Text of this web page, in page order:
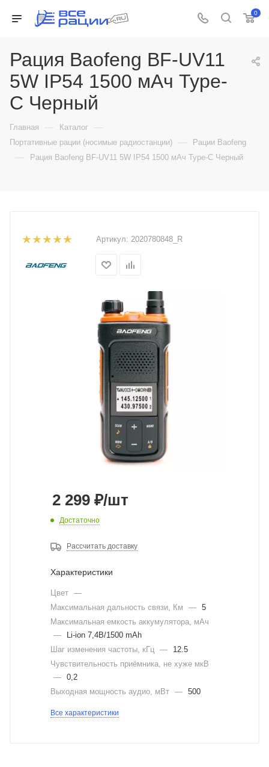
0
Рация Baofeng BF-UV11
5W IP54 1500 мАч Type-
C Черный
Главная — Каталог —
Портативные рации (носимые радиостанции) — Рации Baofeng
— Рация Baofeng BF-UV11 5W IP54 1500 мАч Type-C Черный
Артикул: 2020780848_R
2 299 ₽/шт
Достаточно
Рассчитать доставку
Характеристики
Цвет —
Максимальная дальность связи, Км
— 5
Максимальная емкость аккумулятора, мАч
—
Li-ion 7,4В/1500 mAh
Шаг изменения частоты, кГц
—
12.5
Чувствительность приёмника, не хуже мкВ
— 0,2
Выходная мощность аудио, мВт — 500
Все характеристики